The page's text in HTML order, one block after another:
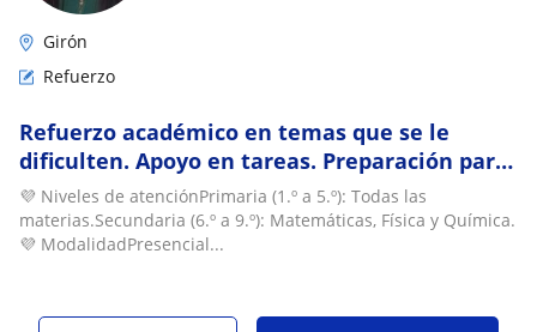
Girón
Refuerzo
Refuerzo académico en temas que se le
dificulten. Apoyo en tareas. Preparación para
evaluaciones
💜 Niveles de atenciónPrimaria (1.º a 5.º): Todas las
materias.Secundaria (6.º a 9.º): Matemáticas, Física y Química.
💜 ModalidadPresencial...